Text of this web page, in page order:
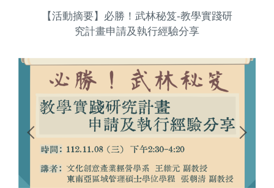
【活動摘要】必勝！武林秘笈-教學實踐研
究計畫申請及執行經驗分享